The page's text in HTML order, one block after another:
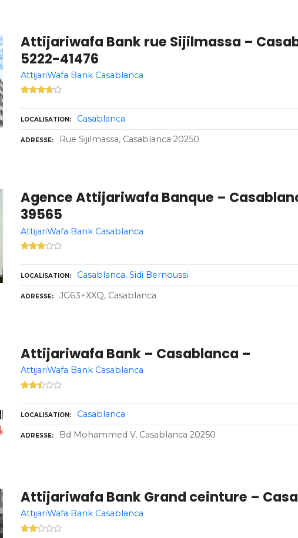
Attijariwafa Bank rue Sijilmassa –
5222-41476
AttijariWafa Bank Casablanca
LOCALISATION Casablanca
ADRESSE Rue Sijilmassa, Casablanca 20250
Agence Attijariwafa Banque –
39565
AttijariWafa Bank Casablanca
LOCALISATION Casablanca Sidi Bernoussi
ADRESSE JG63+XXQ, Casablanca
Attijariwafa Bank – Casablanca –
AttijariWafa Bank Casablanca
LOCALISATION Casablanca
ADRESSE Bd Mohammed V, Casablanca 20250
Attijariwafa Bank Grand ceinture –
AttijariWafa Bank Casablanca